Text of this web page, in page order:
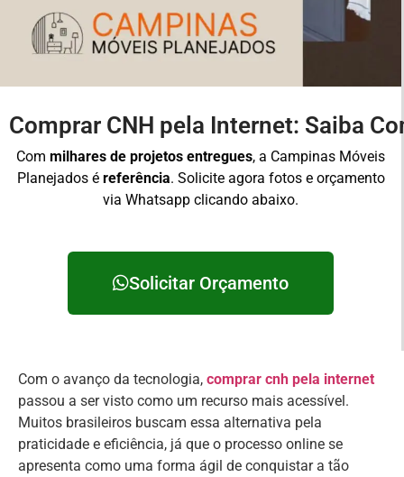
Comprar CNH pela Internet: Saiba
Com milhares de projetos entregues, a Campinas Móveis
Planejados é referência. Solicite agora fotos e orçamento
via Whatsapp clicando abaixo.
Solicitar Orçamento
Com o avanço da tecnologia, comprar cnh pela internet
passou a ser visto como um recurso mais acessível.
Muitos brasileiros buscam essa alternativa pela
praticidade e eficiência, já que o processo online se
apresenta como uma forma ágil de conquistar a tão